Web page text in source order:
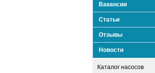
Вакансии
Статьи
Отзывы
Новости
Каталог насосов